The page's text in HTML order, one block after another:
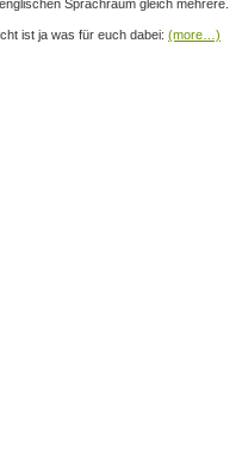
Sprachraum gleich mehrere.
ist ja was für euch dabei: (more…)